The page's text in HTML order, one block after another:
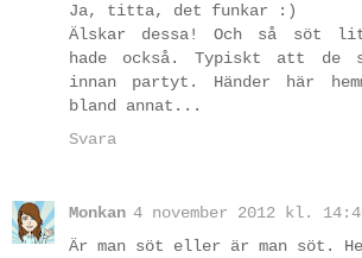
Ja, titta, det funkar :)
Älskar dessa! Och så söt
hade också. Typiskt att de
innan partyt. Händer här
bland annat...
Svara
Monkan 4 november 2012 kl.
Är man söt eller är man söt.